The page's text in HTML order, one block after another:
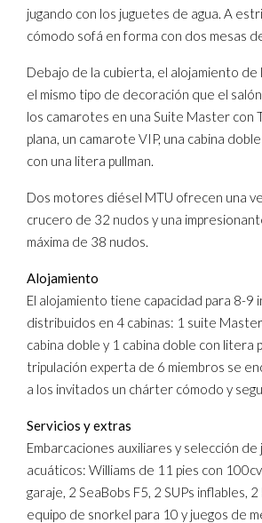
jugando con los juguetes de agua. A
cómodo sofá en forma con dos mesas
Debajo de la cubierta, el alojamiento de
el mismo tipo de decoración que el
los camarotes en una Suite Master con
plana, un camarote VIP, una cabina
con una litera pullman.
Dos motores diésel MTU ofrecen una
crucero de 32 nudos y una
máxima de 38 nudos.
Alojamiento
El alojamiento tiene capacidad para 8-9
distribuidos en 4 cabinas: 1 suite
cabina doble y 1 cabina doble con litera
tripulación experta de 6 miembros se
a los invitados un chárter cómodo y
Servicios y extras
Embarcaciones auxiliares y selección de
acuáticos: Williams de 11 pies con
garaje, 2 SeaBobs F5, 2 SUPs inflables, 2
equipo de snorkel para 10 y juegos de